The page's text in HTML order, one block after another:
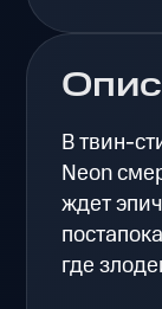
В твин-
Neon
ждет
где